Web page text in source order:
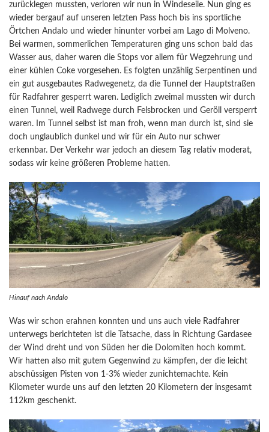
zurücklegen mussten, verloren wir nun in Windeseile. Nun ging es
wieder bergauf auf unseren letzten Pass hoch bis ins sportliche
Örtchen Andalo und wieder hinunter vorbei am Lago di Molveno.
Bei warmen, sommerlichen Temperaturen ging uns schon bald das
Wasser aus, daher waren die Stops vor allem für Wegzehrung und
einer kühlen Coke vorgesehen. Es folgten unzählig Serpentinen und
ein gut ausgebautes Radwegenetz, da die Tunnel der Hauptstraßen
für Radfahrer gesperrt waren. Lediglich zweimal mussten wir durch
einen Tunnel, weil Radwege durch Felsbrocken und Geröll versperrt
waren. Im Tunnel selbst ist man froh, wenn man durch ist, sind sie
doch unglaublich dunkel und wir für ein Auto nur schwer
erkennbar. Der Verkehr war jedoch an diesem Tag relativ moderat,
sodass wir keine größeren Probleme hatten.
Hinauf nach Andalo
Was wir schon erahnen konnten und uns auch viele Radfahrer
unterwegs berichteten ist die Tatsache, dass in Richtung Gardasee
der Wind dreht und von Süden her die Dolomiten hoch kommt.
Wir hatten also mit gutem Gegenwind zu kämpfen, der die leicht
abschüssigen Pisten von 1-3% wieder zunichtemachte. Kein
Kilometer wurde uns auf den letzten 20 Kilometern der insgesamt
112km geschenkt.